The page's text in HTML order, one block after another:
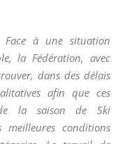
à une situation
la Fédération, avec
dans des délais
afin que ces
de la saison de Ski
conditions